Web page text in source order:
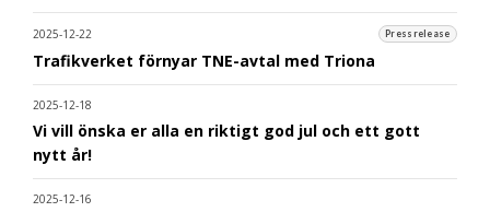
2025-12-22 Pressrelease
Trafikverket förnyar TNE-avtal med Triona
2025-12-18
Vi vill önska er alla en riktigt god jul och ett gott
nytt år!
2025-12-16